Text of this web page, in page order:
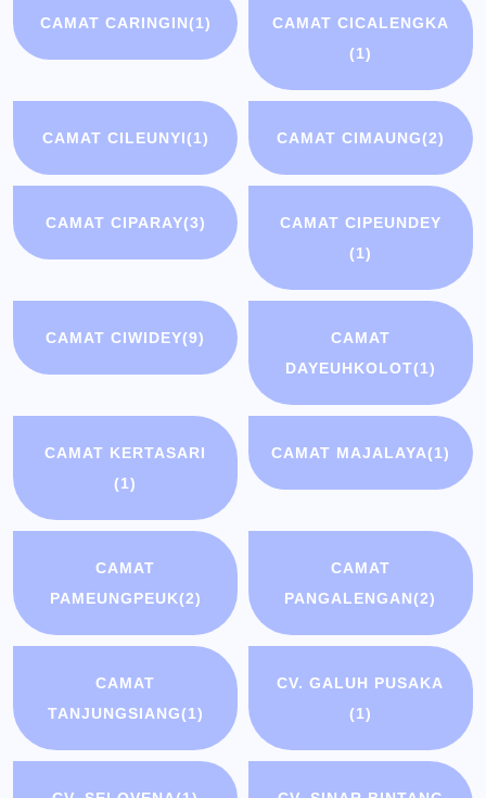
CAMAT CARINGIN(1)
CAMAT CICALENGKA
(1)
CAMAT CILEUNYI(1) CAMAT CIMAUNG(2)
CAMAT CIPARAY(3)
CAMAT CIPEUNDEY
(1)
CAMAT CIWIDEY(9)
CAMAT
DAYEUHKOLOT(1)
CAMAT KERTASARI
(1)
CAMAT MAJALAYA(1)
CAMAT
PAMEUNGPEUK(2)
CAMAT
PANGALENGAN(2)
CAMAT
TANJUNGSIANG(1)
CV. GALUH PUSAKA
(1)